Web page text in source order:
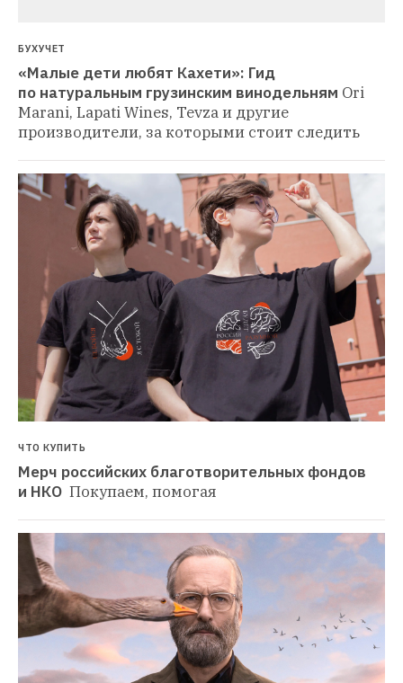
БУХУЧЕТ
«Малые дети любят Кахети»: Гид
по натуральным грузинским винодельням Ori
Marani, Lapati Wines, Tevza и другие
производители, за которыми стоит следить
ЧТО КУПИТЬ
Мерч российских благотворительных фондов
и НКО Покупаем, помогая